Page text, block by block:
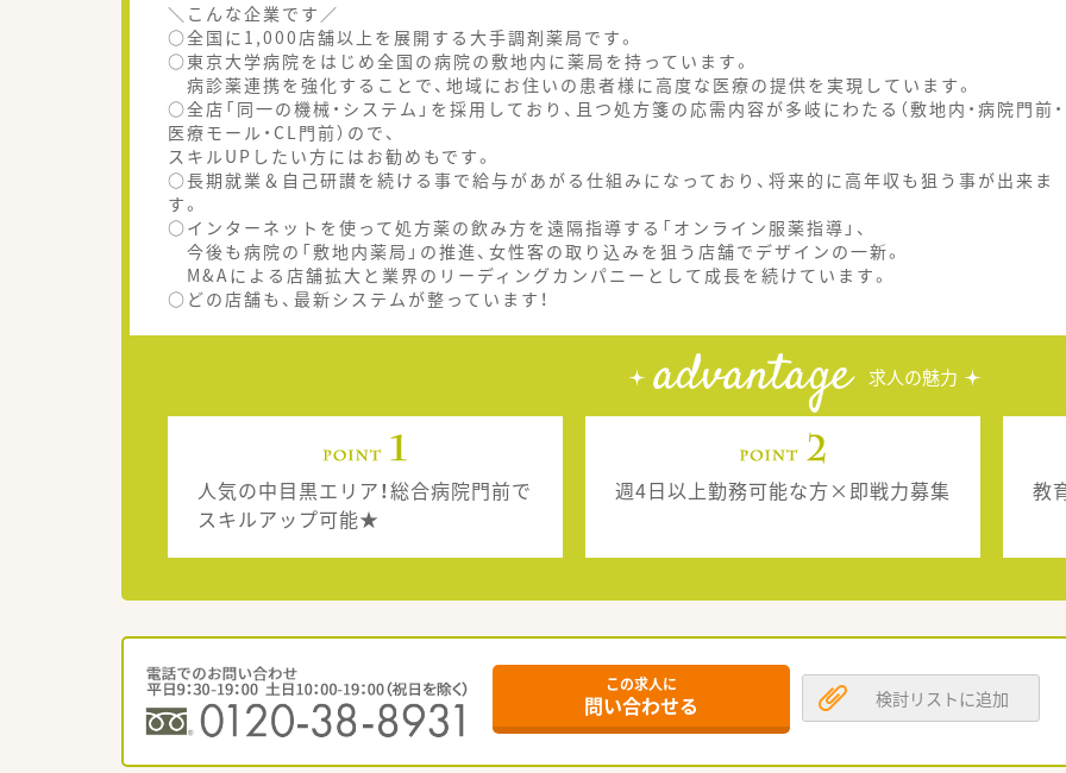
＼こんな企業です／
○全国に1,000店舗以上を展開する大手調剤薬局です。
○東京大学病院をはじめ全国の病院の敷地内に薬局を持っています。
病診薬連携を強化することで、地域にお住いの患者様に高度な医療の提供を実現しています。
○全店「同一の機械・システム」を採用しており、且つ処方箋の応需内容が多岐にわたる（敷地内・病院門前・
医療モール・CL門前）ので、
スキルUPしたい方にはお勧めもです。
○長期就業＆自己研讃を続ける事で給与があがる仕組みになっており、将来的に高年収も狙う事が出来ま
す。
○インターネットを使って処方薬の飲み方を遠隔指導する「オンライン服薬指導」、
今後も病院の「敷地内薬局」の推進、女性客の取り込みを狙う店舗でデザインの一新。
M&Aによる店舗拡大と業界のリーディングカンパニーとして成長を続けています。
○どの店舗も、最新システムが整っています！
advantage 求人の魅力
人気の中目黒エリア！総合病院門前で
スキルアップ可能★
週4日以上勤務可能な方×即戦力募集 教
この求人に
問い合わせる 検討リストに追加